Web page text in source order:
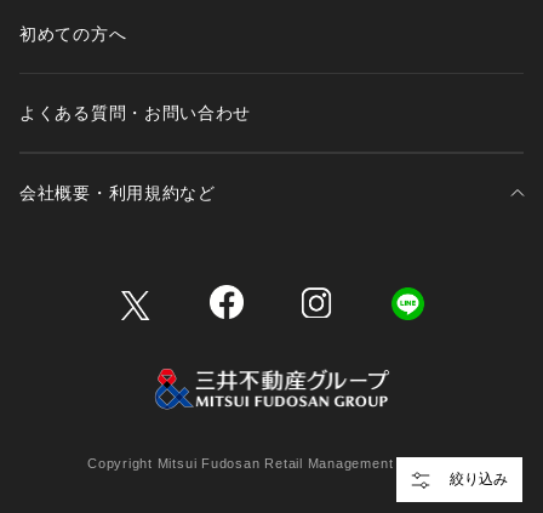
絞り込み
初めての方へ
よくある質問・お問い合わせ
会社概要・利用規約など
Copyright Mitsui Fudosan Retail Management Co., Ltd.